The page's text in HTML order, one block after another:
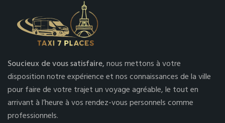
Soucieux de vous satisfaire,nous mettons à votre
disposition notre expérience et nos connaissances de la ville
pour faire de votre trajet un voyage agréable, le tout en
arrivant à l’heure à vos rendez-vous personnels comme
professionnels.